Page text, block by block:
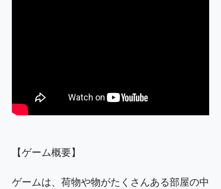
【ゲーム概要】
ゲームは、荷物や物がたくさんある部屋の中